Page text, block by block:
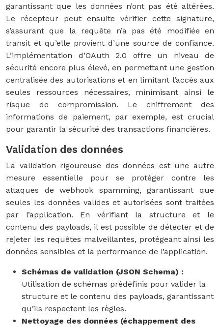
garantissant que les données n’ont pas été altérées.
Le récepteur peut ensuite vérifier cette signature,
s’assurant que la requête n’a pas été modifiée en
transit et qu’elle provient d’une source de confiance.
L’implémentation d’OAuth 2.0 offre un niveau de
sécurité encore plus élevé, en permettant une gestion
centralisée des autorisations et en limitant l’accès aux
seules ressources nécessaires, minimisant ainsi le
risque de compromission. Le chiffrement des
informations de paiement, par exemple, est crucial
pour garantir la sécurité des transactions financières.
Validation des données
La validation rigoureuse des données est une autre
mesure essentielle pour se protéger contre les
attaques de webhook spamming, garantissant que
seules les données valides et autorisées sont traitées
par l’application. En vérifiant la structure et le
contenu des payloads, il est possible de détecter et de
rejeter les requêtes malveillantes, protégeant ainsi les
données sensibles et la performance de l’application.
Schémas de validation (JSON Schema) :
Utilisation de schémas prédéfinis pour valider la
structure et le contenu des payloads, garantissant
qu’ils respectent les règles.
Nettoyage des données (échappement des